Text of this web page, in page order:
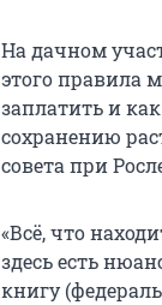
На дачном
этого правила
заплатить и
сохранению
совета при
«Всё, что
здесь есть
книгу